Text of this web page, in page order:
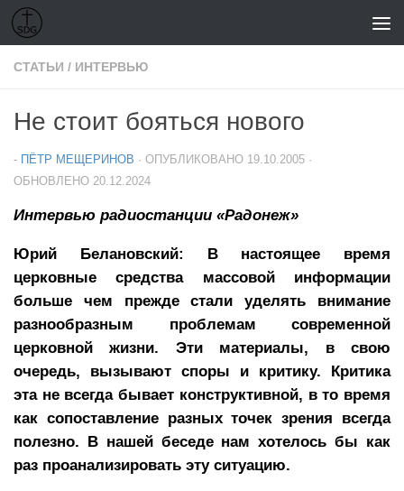
Перейти к содержимому
СТАТЬИ / ИНТЕРВЬЮ
Не стоит бояться нового
- ПЁТР МЕЩЕРИНОВ · ОПУБЛИКОВАНО 19.10.2005 ·
ОБНОВЛЕНО 20.12.2024
Интервью радиостанции «Радонеж»
Юрий Белановский: В настоящее время
церковные средства массовой информации
больше чем прежде стали уделять внимание
разнообразным проблемам современной
церковной жизни. Эти материалы, в свою
очередь, вызывают споры и критику. Критика
эта не всегда бывает конструктивной, в то время
как сопоставление разных точек зрения всегда
полезно. В нашей беседе нам хотелось бы как
раз проанализировать эту ситуацию.